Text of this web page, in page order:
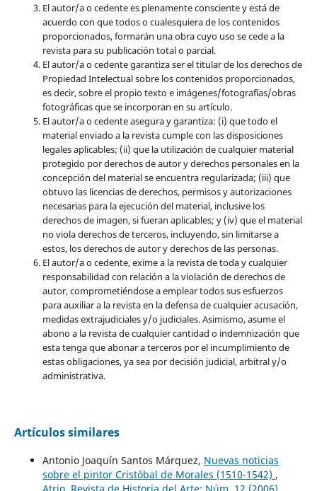
El autor/a o cedente es plenamente consciente y está de
acuerdo con que todos o cualesquiera de los contenidos
proporcionados, formarán una obra cuyo uso se cede a la
revista para su publicación total o parcial.
El autor/a o cedente garantiza ser el titular de los derechos de
Propiedad Intelectual sobre los contenidos proporcionados,
es decir, sobre el propio texto e imágenes/fotografías/obras
fotográficas que se incorporan en su artículo.
El autor/a o cedente asegura y garantiza: (i) que todo el
material enviado a la revista cumple con las disposiciones
legales aplicables; (ii) que la utilización de cualquier material
protegido por derechos de autor y derechos personales en la
concepción del material se encuentra regularizada; (iii) que
obtuvo las licencias de derechos, permisos y autorizaciones
necesarias para la ejecución del material, inclusive los
derechos de imagen, si fueran aplicables; y (iv) que el material
no viola derechos de terceros, incluyendo, sin limitarse a
estos, los derechos de autor y derechos de las personas.
El autor/a o cedente, exime a la revista de toda y cualquier
responsabilidad con relación a la violación de derechos de
autor, comprometiéndose a emplear todos sus esfuerzos
para auxiliar a la revista en la defensa de cualquier acusación,
medidas extrajudiciales y/o judiciales. Asimismo, asume el
abono a la revista de cualquier cantidad o indemnización que
esta tenga que abonar a terceros por el incumplimiento de
estas obligaciones, ya sea por decisión judicial, arbitral y/o
administrativa.
Artículos similares
Antonio Joaquín Santos Márquez, Nuevas noticias
sobre el pintor Cristóbal de Morales (1510-1542) ,